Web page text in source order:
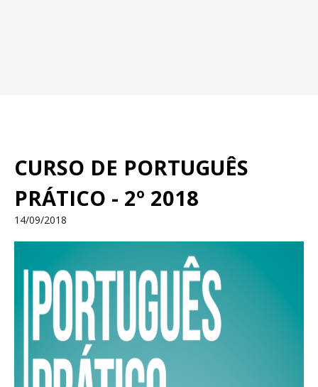
CURSO DE PORTUGUÊS
PRÁTICO - 2º 2018
14/09/2018